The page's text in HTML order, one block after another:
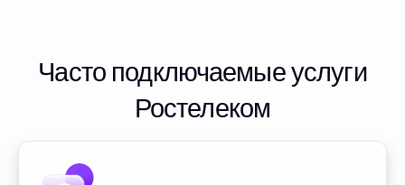
Часто подключаемые услуги
Ростелеком